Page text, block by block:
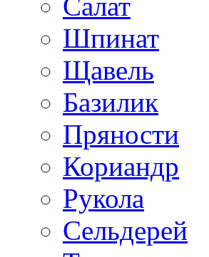
Шпинат
Щавель
Базилик
Пряности
Кориандр
Рукола
Сельдерей